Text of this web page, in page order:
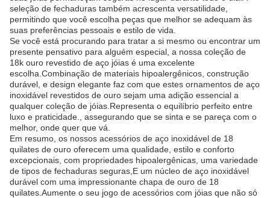
seleção de fechaduras também acrescenta versatilidade,
permitindo que você escolha peças que melhor se adequam às
suas preferências pessoais e estilo de vida.
Se você está procurando para tratar a si mesmo ou encontrar um
presente pensativo para alguém especial, a nossa coleção de
18k ouro revestido de aço jóias é uma excelente
escolha.Combinação de materiais hipoalergênicos, construção
durável, e design elegante faz com que estes ornamentos de aço
inoxidável revestidos de ouro sejam uma adição essencial a
qualquer coleção de jóias.Representa o equilíbrio perfeito entre
luxo e praticidade., assegurando que se sinta e se pareça com o
melhor, onde quer que vá.
Em resumo, os nossos acessórios de aço inoxidável de 18
quilates de ouro oferecem uma qualidade, estilo e conforto
excepcionais, com propriedades hipoalergênicas, uma variedade
de tipos de fechaduras seguras,E um núcleo de aço inoxidável
durável com uma impressionante chapa de ouro de 18
quilates.Aumente o seu jogo de acessórios com jóias que não só